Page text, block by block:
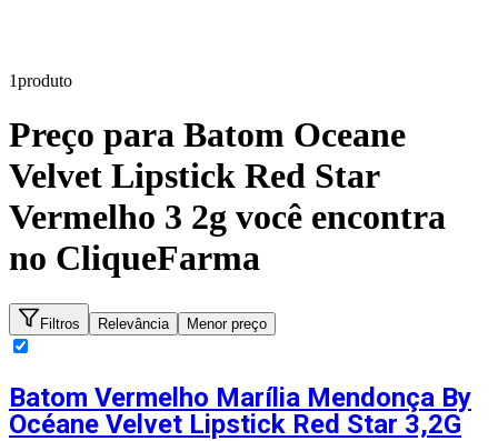
1produto
Preço para Batom Oceane
Velvet Lipstick Red Star
Vermelho 3 2g você encontra
no CliqueFarma
Filtros Relevância Menor preço
Batom Vermelho Marília Mendonça By
Océane Velvet Lipstick Red Star 3,2G